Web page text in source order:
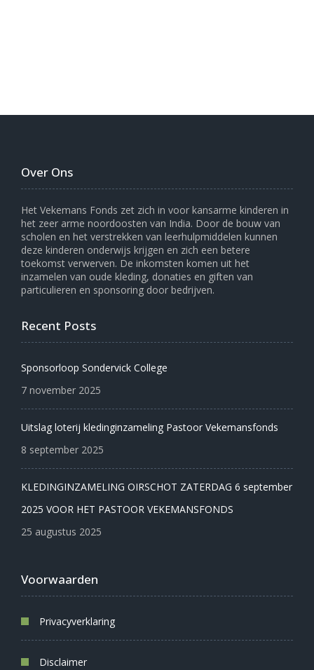
Over Ons
Het Vekemans Fonds zet zich in voor kansarme kinderen in
het zeer arme noordoosten van India. Door de bouw van
scholen en het verstrekken van leerhulpmiddelen kunnen
deze kinderen onderwijs krijgen en zich een betere
toekomst verwerven. De inkomsten komen uit het
inzamelen van oude kleding, donaties en giften van
particulieren en sponsoring door bedrijven.
Recent Posts
Sponsorloop Sondervick College
7 november 2025
Uitslag loterij kledinginzameling Pastoor Vekemansfonds
8 september 2025
KLEDINGINZAMELING OIRSCHOT ZATERDAG 6 september
2025 VOOR HET PASTOOR VEKEMANSFONDS
25 augustus 2025
Voorwaarden
Privacyverklaring
Disclaimer